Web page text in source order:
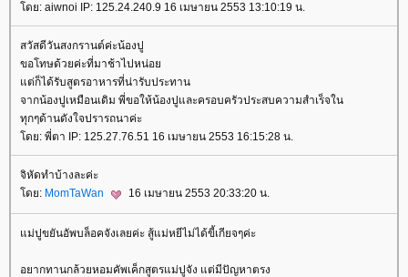
ดย: aiwnoi IP: 125.24.240.9 16 เมษายน 2553 13:10:19 น.
สวัสดีวันสงกรานต์ค่ะน้องปู
ขอโทษด้วยค่ะที่มาช้าไปหน่อ
ต่ก็ได้รับสูตรอาหารที่น่ารับประทาน
จากน้องปูเหมือนเดิม พี่ขอให้น้องปูและครอบครัวประสบความสำเร็จใน
ทุกๆด้านดังใจปรารถนาค่ะ
ดย: พี่ตา IP: 125.27.76.51 16 เมษายน 2553 16:15:28 น.
จิหัดทำบ้างละค่ะ
ดย: MomTaWan 16 เมษายน 2553 20:33:20 น.
ม่ปูขยันอัพบล็อคจังเลยค่ะ สู้แม่หยีไม่ได้ขี้เกียจๆค่ะ
อยากทานกล้วยหอมคัพเค็กสูตรแม่ปูจัง แต่มีปัญหาตรง